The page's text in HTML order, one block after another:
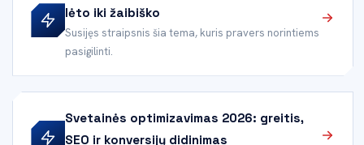
lėto iki žaibiško
Susijęs straipsnis šia tema, kuris pravers norintiems
pasigilinti.
Svetainės optimizavimas 2026: greitis,
SEO ir konversijų didinimas